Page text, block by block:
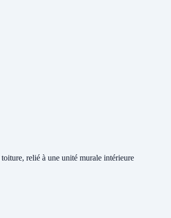
relié à une unité murale intérieure